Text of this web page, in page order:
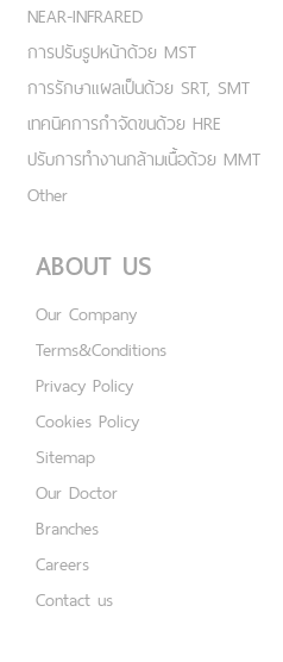
NEAR-INFRARED
การปรับรูปหน้าด้วย MST
การรักษาแผลเป็นด้วย SRT, SMT
เทคนิคการกำจัดขนด้วย HRE
ปรับการทำงานกล้ามเนื้อด้วย MMT
Other
ABOUT US
Our Company
Terms&Conditions
Privacy Policy
Cookies Policy
Sitemap
Our Doctor
Branches
Careers
Contact us